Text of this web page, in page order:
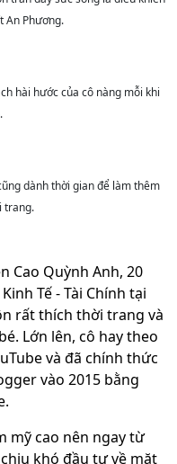
An Phương.
hài hước của cô nàng mỗi khi
dành thời gian để làm thêm
trang.
Cao Quỳnh Anh, 20
Tế - Tài Chính tại
rất thích thời trang và
Lớn lên, cô hay theo
và đã chính thức
vào 2015 bằng
mỹ cao nên ngay từ
khó đầu tư về mặt